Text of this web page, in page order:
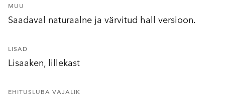
MUU
Saadaval naturaalne ja värvitud hall versioon.
LISAD
Lisaaken, lillekast
EHITUSLUBA VAJALIK